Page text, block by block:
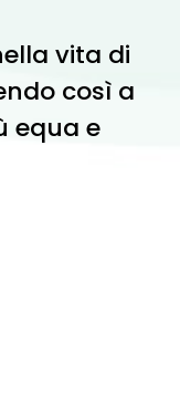
vita di
così a
equa e